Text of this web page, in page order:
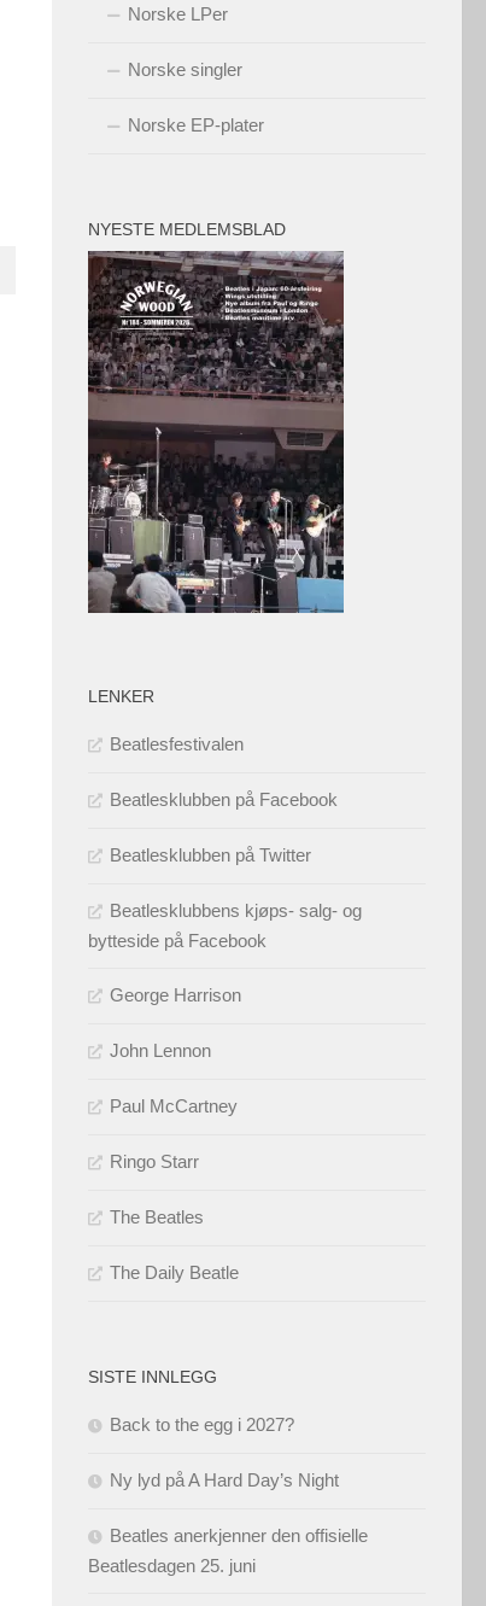
Norske LPer
Norske singler
Norske EP-plater
NYESTE MEDLEMSBLAD
LENKER
Beatlesfestivalen
Beatlesklubben på Facebook
Beatlesklubben på Twitter
Beatlesklubbens kjøps- salg- og
bytteside på Facebook
George Harrison
John Lennon
Paul McCartney
Ringo Starr
The Beatles
The Daily Beatle
SISTE INNLEGG
Back to the egg i 2027?
Ny lyd på A Hard Day’s Night
Beatles anerkjenner den offisielle
Beatlesdagen 25. juni